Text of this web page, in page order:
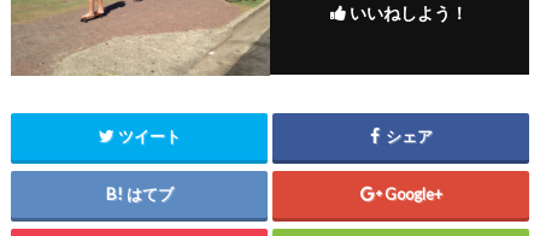
いいねしよう！
ツイート シェア
はてブ Google+